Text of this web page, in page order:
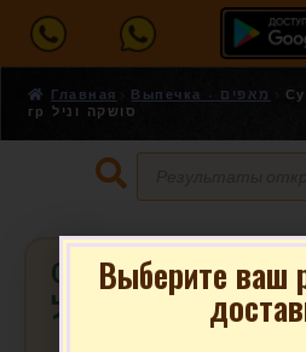
Главная Выпечка - מאפים
гр סושקה וניל
Сушки ванильные
סושקה וניל
Выберите ваш